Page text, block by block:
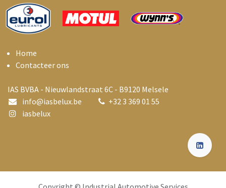
Home
Contacteer ons
IAS BVBA - Nieuwlandstraat 6C - B9120 Melsele
info@iasbelux.be +32 3 369 01 55
iasbelux